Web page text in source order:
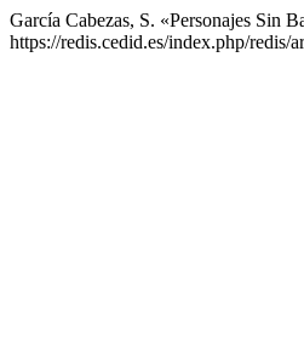
García Cabezas, S. «Personajes Sin
https://redis.cedid.es/index.php/redis/